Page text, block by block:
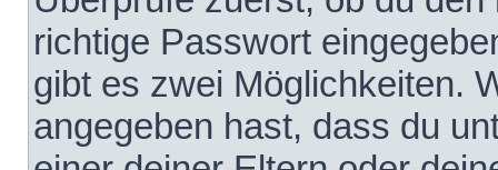
richtige Passwort
gibt es zwei Möglichkeiten.
angegeben hast, dass du